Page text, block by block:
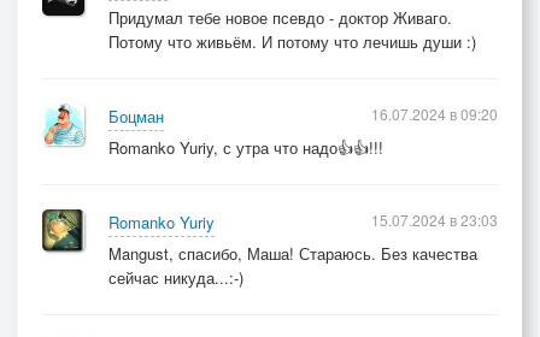
Придумал тебе новое псевдо - доктор Живаго.
Потому что живьём. И потому что лечишь души :)
Боцман
Romanko Yuriy, с утра что надо👍👍!!!
16.07.2024 в 09:20
Romanko Yuriy
Mangust, спасибо, Маша! Стараюсь. Без качества
сейчас никуда...:-)
15.07.2024 в 23:03